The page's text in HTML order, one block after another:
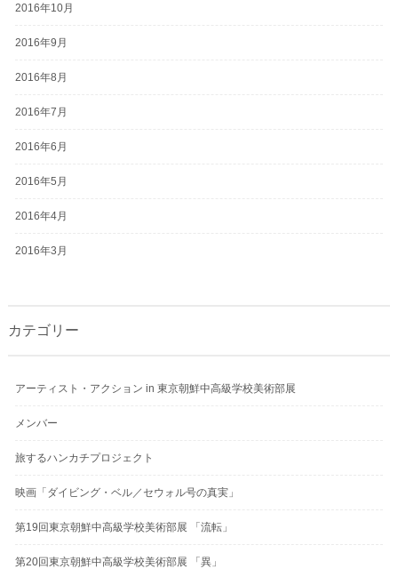
2016年10月
2016年9月
2016年8月
2016年7月
2016年6月
2016年5月
2016年4月
2016年3月
カテゴリー
アーティスト・アクション in 東京朝鮮中高級学校美術部展
メンバー
旅するハンカチプロジェクト
映画「ダイビング・ベル／セウォル号の真実」
第19回東京朝鮮中高級学校美術部展 「流転」
第20回東京朝鮮中高級学校美術部展 「異」